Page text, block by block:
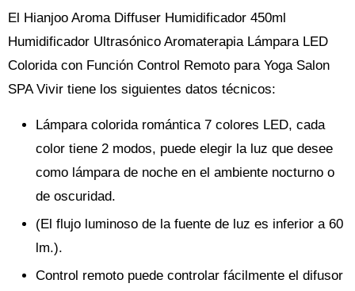
El Hianjoo Aroma Diffuser Humidificador 450ml
Humidificador Ultrasónico Aromaterapia Lámpara LED
Colorida con Función Control Remoto para Yoga Salon
SPA Vivir tiene los siguientes datos técnicos:
Lámpara colorida romántica 7 colores LED, cada
color tiene 2 modos, puede elegir la luz que desee
como lámpara de noche en el ambiente nocturno o
de oscuridad.
(El flujo luminoso de la fuente de luz es inferior a 60
lm.).
Control remoto puede controlar fácilmente el difusor